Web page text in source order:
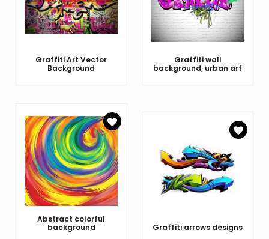
Graffiti Art Vector
Background
Graffiti wall
background, urban art
Abstract colorful
background
Graffiti arrows designs